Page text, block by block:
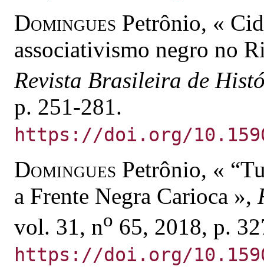
Domingues Petrônio, «
associativismo negro no
Revista Brasileira de
p. 251-281.
https://doi.org/10.1590/
Domingues Petrônio, «
a Frente Negra Carioca »,
vol. 31, no 65, 2018, p.
https://doi.org/10.1590/